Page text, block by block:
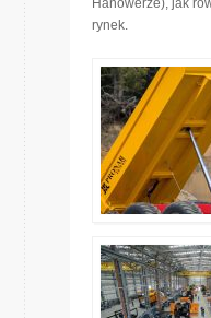
Hanowerze), jak
rynek.